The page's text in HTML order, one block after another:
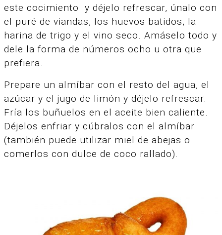
este cocimiento y déjelo refrescar, únalo con
el puré de viandas, los huevos batidos, la
harina de trigo y el vino seco. Amáselo todo y
dele la forma de números ocho u otra que
prefiera.
Prepare un almíbar con el resto del agua, el
azúcar y el jugo de limón y déjelo refrescar.
Fría los buñuelos en el aceite bien caliente.
Déjelos enfriar y cúbralos con el almíbar
(también puede utilizar miel de abejas o
comerlos con dulce de coco rallado).